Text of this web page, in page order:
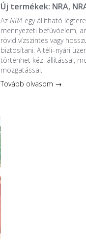
Új termékek: NRA,
AzNRA egy állítható
mennyezeti befúvóelem,
rövid vízszintes vagy
biztosítani. A téli–nyári
történhet kézi állítással,
mozgatással.
Tovább olvasom →